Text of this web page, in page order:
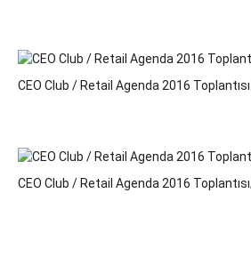
CEO Club / Retail Agenda 2016
CEO Club / Retail Agenda 2016